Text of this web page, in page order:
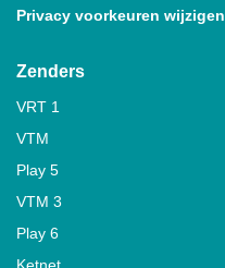
Privacy voorkeuren wijzigen
Zenders
VRT 1
VTM
Play 5
VTM 3
Play 6